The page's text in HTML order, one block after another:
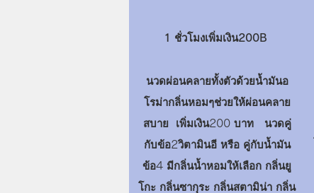
1 ชั่วโมงเพิ่มเงิน200B
นวดผ่อนคลายทั้งตัวด้วยน้ำมันอ
โรม่ากลิ่นหอมๆช่วยให้ผ่อนคลาย
สบาย เพิ่มเงิน200 บาท นวดคู่
กับข้อ2วิตามินอี หรือ คู่กับน้ำมัน
ข้อ4 มีกลิ่นน้ำหอมให้เลือก กลิ่นยู
โกะ กลิ่นซากุระ กลิ่นสตามิน่า กลิ่น